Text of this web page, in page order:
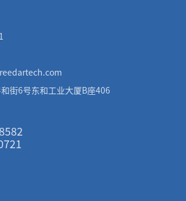
街6号东和工业大厦B座406